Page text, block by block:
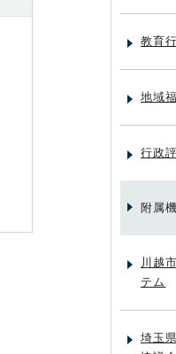
教育
地域
行政
附属
川越
テム
埼玉